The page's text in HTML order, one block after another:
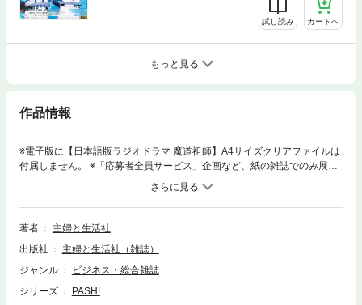
試し読み カートへ
もっと見る
作品情報
※電子版に【日本語版ラジオドラマ 魔道祖師】A4サイズクリアファイルは
付属しません。 ※「応募者全員サービス」企画など、紙の雑誌でのみ展開
できるよう 定められている企画については、電子版ではご利用いただけま
せん。 ※電子版に【弱虫ペダル LIMIT BREAK】の記事は掲載されておりま
せん。 ついに待望の『ヒロアカ』第6期が始動！ 貴重なエピソードがたっ
ぷり詰まった キャスト、監督インタビューを掲載!! 【僕のヒーローアカデ
〔死柄木弔役〕座談会 ・向井雅浩〔監督〕インタビュー 【プロジェクト
セカイ カラフルステージ! feat. 初音ミク】 ・星乃一歌、花里みのり、小豆
つら】 ・神谷浩史、上坂すみれインタビュー 【名探偵コナン】 ・蒼井翔
著者
主婦と生活社
出版社
主婦と生活社（雑誌）
ジャンル
ビジネス・総合雑誌
シリーズ
PASH!